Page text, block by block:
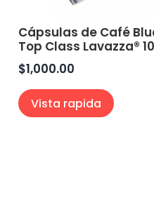
Cápsulas de Café
Top Class Lavazza®
$1,000.00
Vista rapida